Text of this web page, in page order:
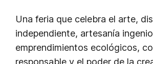
Una feria que celebra el arte,
independiente, artesanía
emprendimientos ecológicos,
responsable y el poder de la